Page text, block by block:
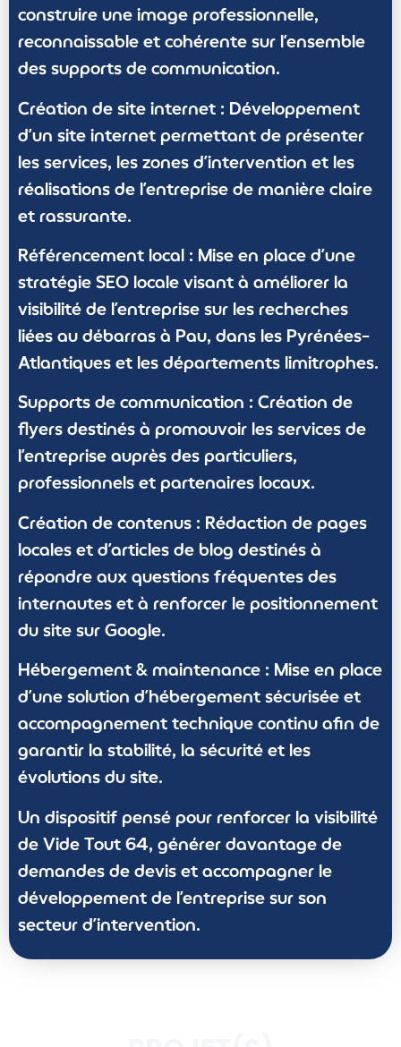
construire une image professionnelle,
reconnaissable et cohérente sur l’ensemble
des supports de communication.
Création de site internet : Développement
d’un site internet permettant de présenter
les services, les zones d’intervention et les
réalisations de l’entreprise de manière claire
et rassurante.
Référencement local : Mise en place d’une
stratégie SEO locale visant à améliorer la
visibilité de l’entreprise sur les recherches
liées au débarras à Pau, dans les Pyrénées-
Atlantiques et les départements limitrophes.
Supports de communication : Création de
flyers destinés à promouvoir les services de
l’entreprise auprès des particuliers,
professionnels et partenaires locaux.
Création de contenus : Rédaction de pages
locales et d’articles de blog destinés à
répondre aux questions fréquentes des
internautes et à renforcer le positionnement
du site sur Google.
Hébergement & maintenance : Mise en place
d’une solution d’hébergement sécurisée et
accompagnement technique continu afin de
garantir la stabilité, la sécurité et les
évolutions du site.
Un dispositif pensé pour renforcer la visibilité
de Vide Tout 64, générer davantage de
demandes de devis et accompagner le
développement de l’entreprise sur son
secteur d’intervention.